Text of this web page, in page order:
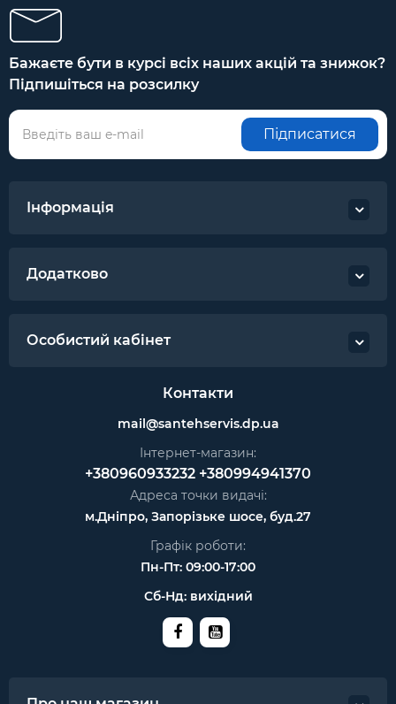
Бажаєте бути в курсі всіх наших акцій та знижок?
Підпишіться на розсилку
Підписатися
Інформація
Додатково
Особистий кабінет
Контакти
mail@santehservis.dp.ua
Інтернет-магазин:
+380960933232 +380994941370
Адреса точки видачі:
м.Дніпро, Запорізьке шосе, буд.27
Графік роботи:
Пн-Пт: 09:00-17:00
Сб-Нд: вихідний